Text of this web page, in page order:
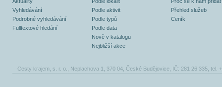
Vyhledávání
Podrobné vyhledávání
Fulltextové hledání
Podle aktivit
Podle typů
Podle data
Nově v katalogu
Nejbližší akce
Přehled služeb
Ceník
Cesty krajem, s. r. o., Neplachova 1, 370 04, České Budějovice, IČ: 281 26 335, tel.